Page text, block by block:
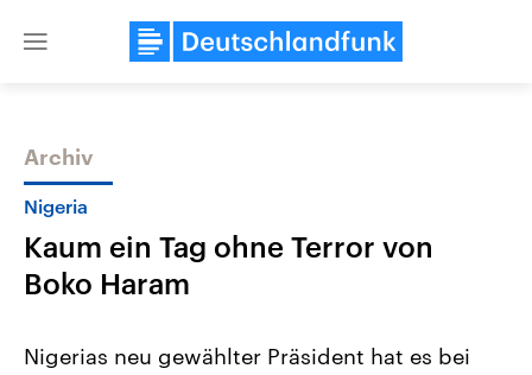
Close
Themen
Archiv
Nigeria
Kaum ein Tag ohne Terror von
Boko Haram
Nigerias neu gewählter Präsident hat es bei